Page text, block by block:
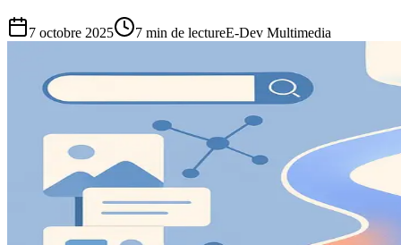
7 octobre 2025 7 min de lectureE-Dev Multimedia